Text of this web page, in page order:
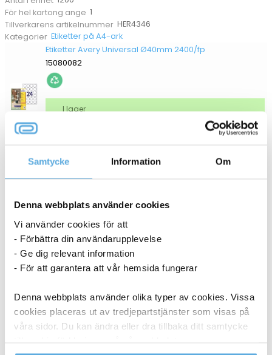
Samtycke Information Om
Denna webbplats använder cookies
Vi använder cookies för att
- Förbättra din användarupplevelse
- Ge dig relevant information
- För att garantera att vår hemsida fungerar
Denna webbplats använder olika typer av cookies. Vissa
cookies placeras ut av tredjepartstjänster som visas på
våra sidor. Du kan ändra eller dra tillbaka ditt samtycke
För hel kartong ange 1
Tillverkarens artikelnummer HER4346
Kategorier Etiketter på A4-ark
Etiketter Avery Universal Ø40mm 2400/fp
15080082
Köp
I lager